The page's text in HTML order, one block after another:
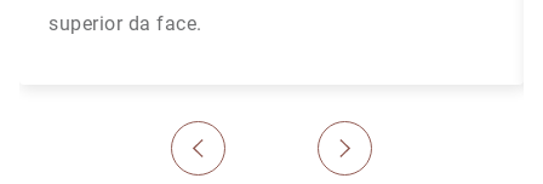
superior da face.